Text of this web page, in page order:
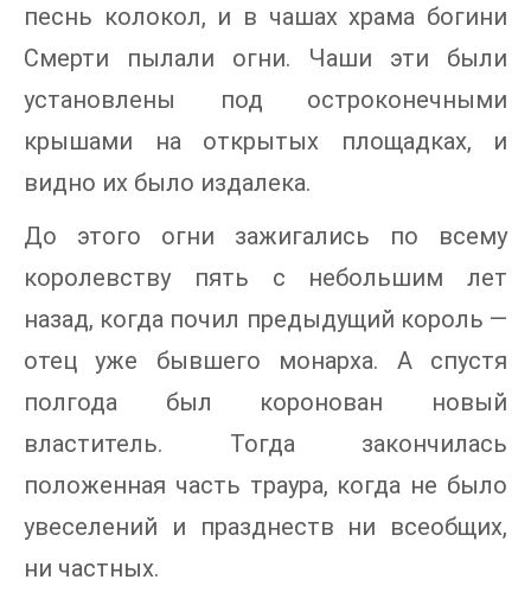
песнь колокол, и в чашах храма богини
Смерти пылали огни. Чаши эти были
установлены под остроконечными
крышами на открытых площадках, и
видно их было издалека.
До этого огни зажигались по всему
королевству пять с небольшим лет
назад, когда почил предыдущий король —
отец уже бывшего монарха. А спустя
полгода был коронован новый
властитель. Тогда закончилась
положенная часть траура, когда не было
увеселений и празднеств ни всеобщих,
ни частных.